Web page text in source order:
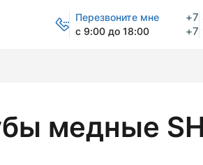
Перезвоните мне
с 9:00 до 18:00
+7
+7
медные